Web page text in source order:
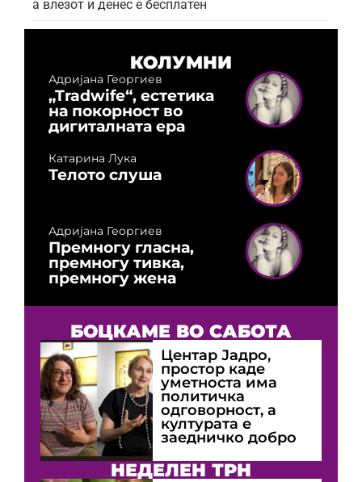
а влезот и денес е бесплатен
КОЛУМНИ
Адријана Георгиев
„Tradwife“, естетика
на покорност во
дигиталната ера
Катарина Лука
Телото слуша
Адријана Георгиев
Премногу гласна,
премногу тивка,
премногу жена
БОЦКАМЕ ВО САБОТА
Центар Јадро,
простор каде
уметноста има
политичка
одговорност, а
културата е
заедничко добро
НЕДЕЛЕН ТРН